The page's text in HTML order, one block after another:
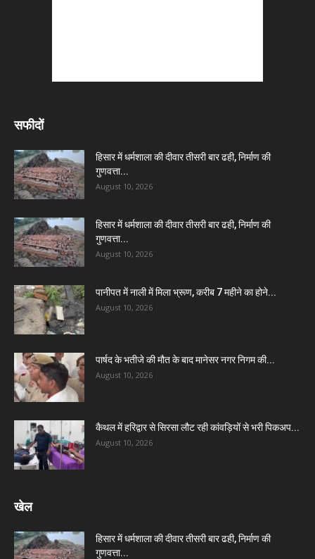
सफीदों
हिसार में धर्मशाला की दीवार तीसरी बार ढही, निर्माण की
गुणवत्ता...
August 10, 2026
हिसार में धर्मशाला की दीवार तीसरी बार ढही, निर्माण की
गुणवत्ता...
August 10, 2026
पानीपत में नाली में मिला भ्रूण, करीब 7 महीने का होने...
August 10, 2026
पार्षद के भतीजे की मौत के बाद मानेसर नगर निगम की...
August 10, 2026
कैथल में हरिद्वार से सिरसा लौट रही कांवड़ियों से भरी पिकअप...
August 10, 2026
खेल
हिसार में धर्मशाला की दीवार तीसरी बार ढही, निर्माण की
गुणवत्ता...